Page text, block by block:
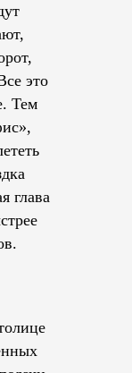
это
Тем
глава